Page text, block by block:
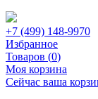
+7 (499) 148-9970
Избранное
Товаров (0)
Моя корзина
Сейчас ваша